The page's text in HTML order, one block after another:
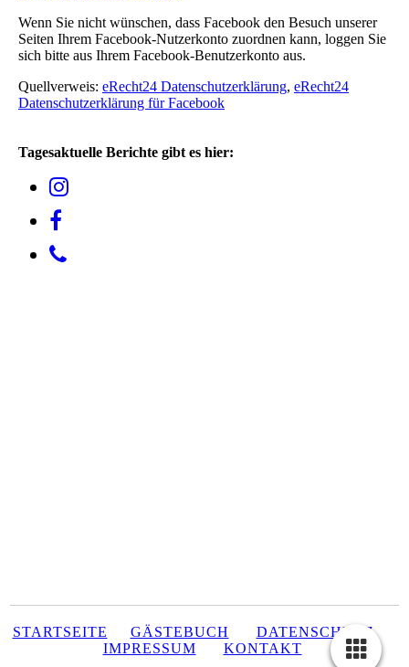
Wenn Sie nicht wünschen, dass Facebook den Besuch unserer
Seiten Ihrem Facebook-Nutzerkonto zuordnen kann, loggen Sie
sich bitte aus Ihrem Facebook-Benutzerkonto aus.
Quellverweis: eRecht24 Datenschutzerklärung, eRecht24
Datenschutzerklärung für Facebook
Tagesaktuelle Berichte gibt es hier:
STARTSEITE GÄSTEBUCH
DATENSCHUTZ
IMPRESSUM
KONTAKT